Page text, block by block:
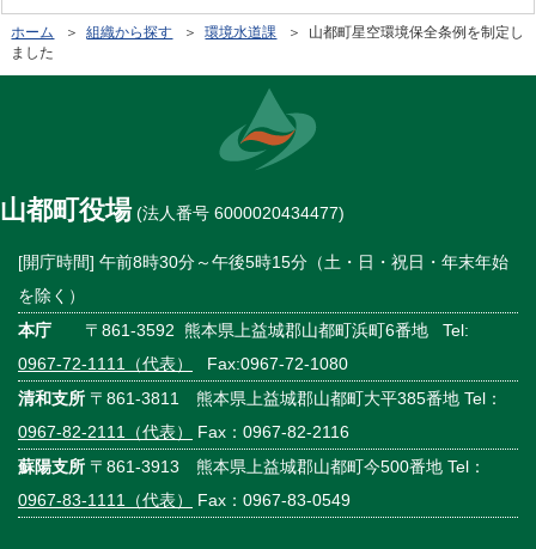
ホーム ＞組織から探す ＞環境水道課
＞ 山都町星空環境保全条例を制定し
ました
山都町役場(法人番号 6000020434477)
[開庁時間] 午前8時30分～午後5時15分（土・日・祝日・年末年始
を除く）
本庁 〒861-3592 熊本県上益城郡山都町浜町6番地 Tel:
0967-72-1111（代表）
Fax:0967-72-1080
清和支所 〒861-3811 熊本県上益城郡山都町大平385番地 Tel：
0967-82-2111（代表）
Fax：0967-82-2116
蘇陽支所 〒861-3913 熊本県上益城郡山都町今500番地 Tel：
0967-83-1111（代表）
Fax：0967-83-0549